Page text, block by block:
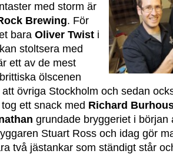
med storm är
Brewing. För
bara Oliver Twist i
stoltsera med
ett av de mest
ölscenen
övriga Stockholm och sedan
ett snack med Richard
grundade bryggeriet i början
Stuart Ross och idag gör
två jästankar som ständigt står